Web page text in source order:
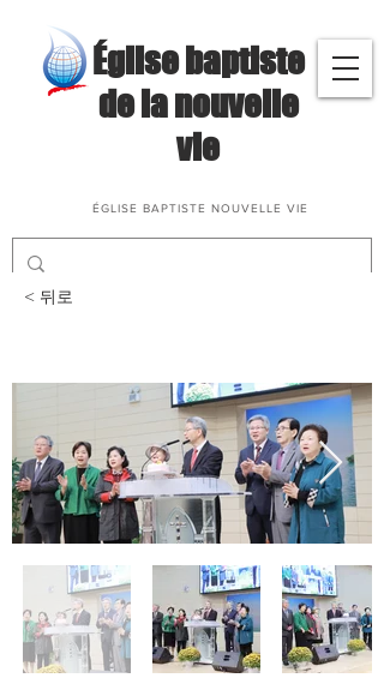
​Église baptiste
de la nouvelle
vie
ÉGLISE BAPTISTE NOUVELLE VIE
< 뒤로